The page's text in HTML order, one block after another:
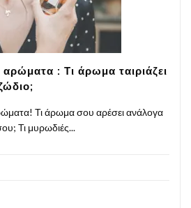
αρώματα : Τι άρωμα ταιριάζει
Τι άρωμα σου αρέσει ανάλογα
Τι μυρωδιές...